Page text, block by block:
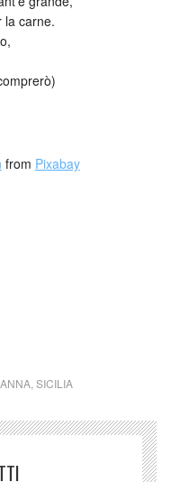
la carne.
from Pixabay
, SICILIA